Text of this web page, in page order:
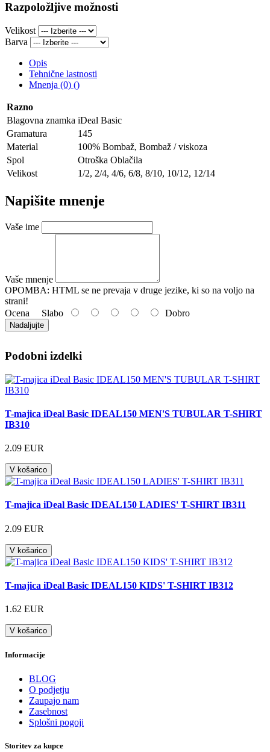
Razpoložljive možnosti
Velikost
Barva
Opis
Tehnične lastnosti
Mnenja (0) ()
Razno
Blagovna znamka iDeal Basic
Gramatura
145
Material
100% Bombaž, Bombaž / viskoza
Spol
Otroška Oblačila
Velikost
1/2, 2/4, 4/6, 6/8, 8/10, 10/12, 12/14
Napišite mnenje
Vaše ime
Vaše mnenje
OPOMBA: HTML se ne prevaja v druge jezike, ki so na voljo na
strani!
Ocena Slabo Dobro
Nadaljujte
Podobni izdelki
T-majica iDeal Basic IDEAL150 MEN'S TUBULAR T-SHIRT
IB310
2.09 EUR
V košarico
T-majica iDeal Basic IDEAL150 LADIES' T-SHIRT IB311
2.09 EUR
V košarico
T-majica iDeal Basic IDEAL150 KIDS' T-SHIRT IB312
1.62 EUR
V košarico
Informacije
BLOG
O podjetju
Zaupajo nam
Zasebnost
Splošni pogoji
Storitev za kupce